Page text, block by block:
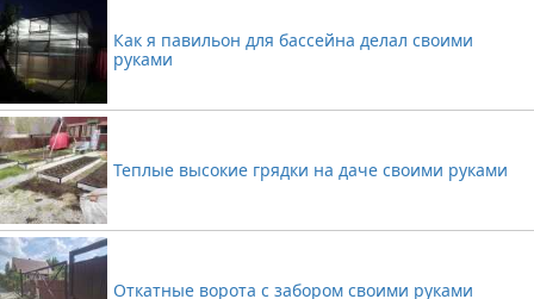
Регистрация доменов от VolkMaster Project
Разное про VolkMaster Project
Юридическое право
Развлечения
Покупки за рубежом
Покупки
Дача
Готовые решения для MODX
Как я павильон для бассейна делал своими
руками
Теплые высокие грядки на даче своими руками
Откатные ворота с забором своими руками